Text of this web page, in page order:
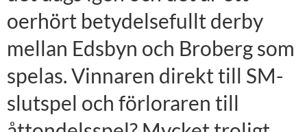
oerhört betydelsefullt derby
mellan Edsbyn och Broberg som
spelas. Vinnaren direkt till SM-
slutspel och förloraren till